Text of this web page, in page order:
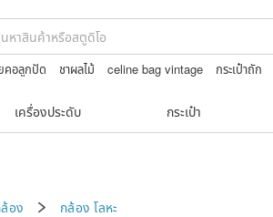
คอลูกปัด ชาผลไม้ celine bag vintage กระเป๋าถัก
เครื่องประดับ กระเป๋า
อง กล้อง โลหะ